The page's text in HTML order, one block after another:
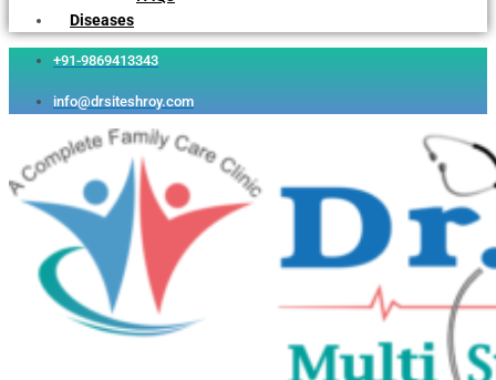
Diseases
+91-9869413343
info@drsiteshroy.com